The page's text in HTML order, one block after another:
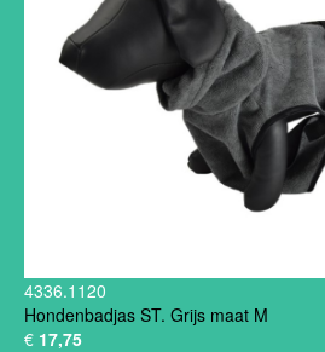
4336.1120
Hondenbadjas ST. Grijs maat M
€ 17,75